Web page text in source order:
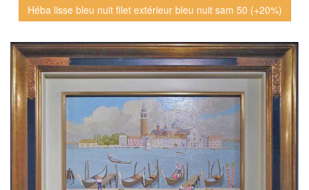
Héba lisse bleu nuit filet extérieur bleu nuit sam 50 (+20%)